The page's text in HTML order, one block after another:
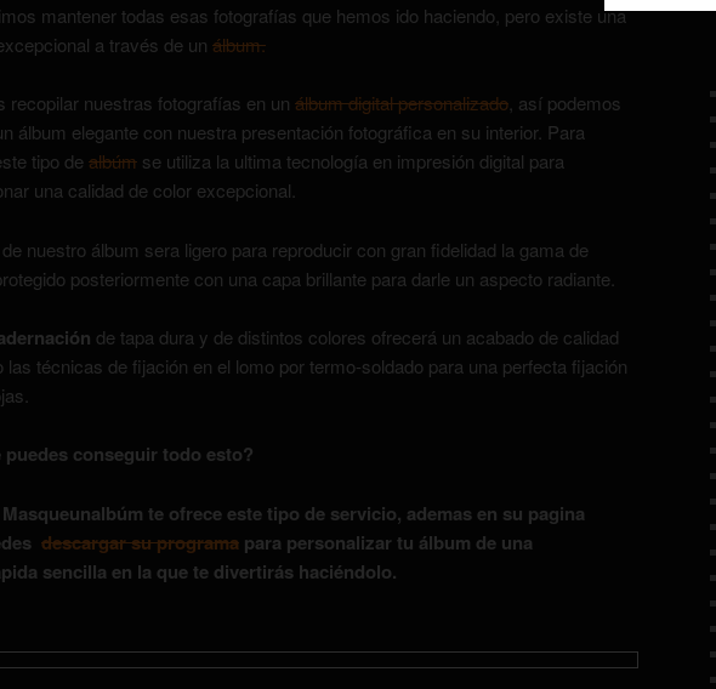
mantener todas esas fotografías que hemos ido haciendo, pero existe una
a través de un álbum.
recopilar nuestras fotografías en un álbum digital personalizado, así podemos
álbum elegante con nuestra presentación fotográfica en su interior. Para
tipo de albúm se utiliza la ultima tecnología en impresión digital para
una calidad de color excepcional.
de nuestro álbum sera ligero para reproducir con gran fidelidad la gama de
posteriormente con una capa brillante para darle un aspecto radiante.
de tapa dura y de distintos colores ofrecerá un acabado de calidad
las técnicas de fijación en el lomo por termo-soldado para una perfecta fijación
puedes conseguir todo esto?
te ofrece este tipo de servicio, ademas en su pagina
descargar su programa para personalizar tu álbum de una
sencilla en la que te divertirás haciéndolo.